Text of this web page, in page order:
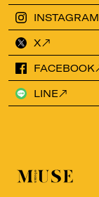
INSTAGRAM
X
FACEBOOK
LINE